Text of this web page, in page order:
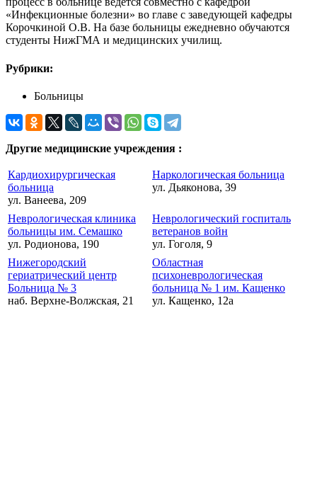
«Инфекционные болезни» во главе с заведующей кафедры
Корочкиной О.В. На базе больницы ежедневно обучаются
студенты НижГМА и медицинских училищ.
Рубрики:
Больницы
Другие медицинские учреждения :
Кардиохирургическая
больница
ул. Ванеева, 209
Наркологическая больница
ул. Дьяконова, 39
Неврологическая клиника
больницы им. Семашко
ул. Родионова, 190
Неврологический госпиталь
ветеранов войн
ул. Гоголя, 9
Нижегородский
гериатрический центр
Больница № 3
наб. Верхне-Волжская, 21
Областная
психоневрологическая
больница № 1 им. Кащенко
ул. Кащенко, 12а